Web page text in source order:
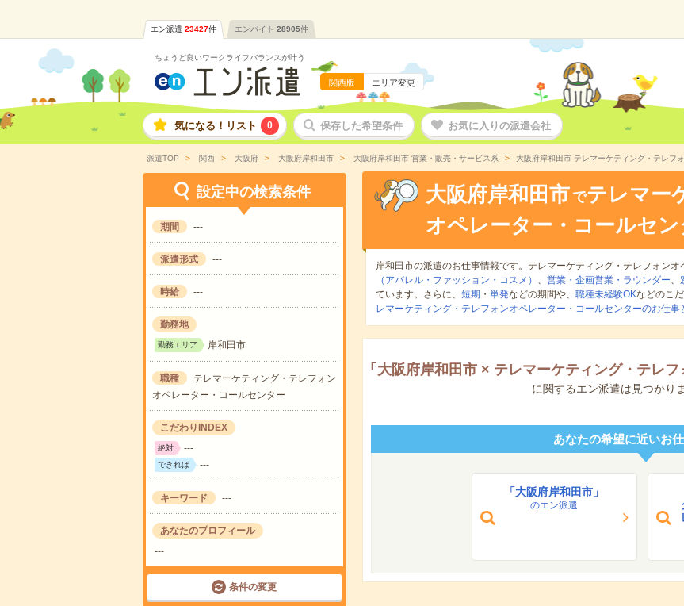
エン派遣 23427件 エンバイト 28905件
ちょうど良いワークライフバランスが叶う
関西版 エリア変更
気になる！リスト 0 保存した希望条件 お気に入りの派遣会社
派遣TOP 関西 大阪府 大阪府岸和田市 大阪府岸和田市 営業・販売・サービス系 大阪府岸和田市 テレマーケティング・テレフ
設定中の検索条件
期間 ---
派遣形式 ---
時給 ---
勤務地
勤務エリア 岸和田市
職種
テレマーケティング・テレフォン
オペレーター・コールセンター
こだわりINDEX
絶対 ---
できれば ---
キーワード ---
あなたのプロフィール
---
条件の変更
大阪府岸和田市 でテレマー
オペレーター・コールセン
岸和田市の派遣のお仕事情報です。テレマーケティング・テレフォンオ
（アパレル・ファッション・コスメ） 、 営業・企画営業・ラウンダー、
ています。さらに、 短期 ・ 単発などの期間や、 職種未経験OKなどのこ
レマーケティング・テレフォンオペレーター・コールセンターのお仕事
「 大阪府岸和田市 × テレマーケティング・テレ
に関するエン派遣は見つかり
あなたの希望に近いお
「大阪府岸和田市」
のエン派遣